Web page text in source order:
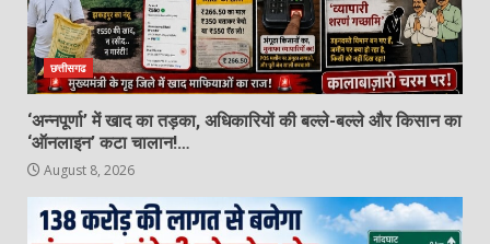
5
छेड़छाड़ का आरोपी शिक्षक गिरफ्तार
August 8, 2026
6
1 करोड़ रिश्वत लेने का आरोप: ट्रेनी IPS
छत्तीसगढ
‘अन्नपूर्णा’ में खाद का तड़का, अधिकारियों की बल्ले-बल्ले और किसान का
‘ऑनलाइन’ कटा चालान!…
August 8, 2026